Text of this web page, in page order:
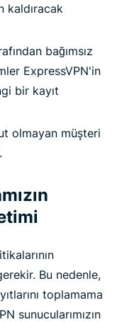
bağımsız
ExpressVPN'in
bir kayıt
olmayan müşteri
Bu nedenle,
toplamama
sunucularımızın